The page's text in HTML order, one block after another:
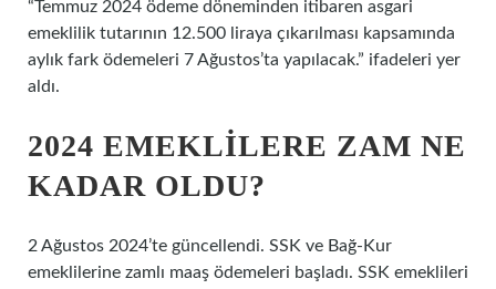
“Temmuz 2024 ödeme döneminden itibaren asgari
emeklilik tutarının 12.500 liraya çıkarılması kapsamında
aylık fark ödemeleri 7 Ağustos’ta yapılacak.” ifadeleri yer
aldı.
2024 EMEKLILERE ZAM NE
KADAR OLDU?
2 Ağustos 2024’te güncellendi. SSK ve Bağ-Kur
emeklilerine zamlı maaş ödemeleri başladı. SSK emeklileri